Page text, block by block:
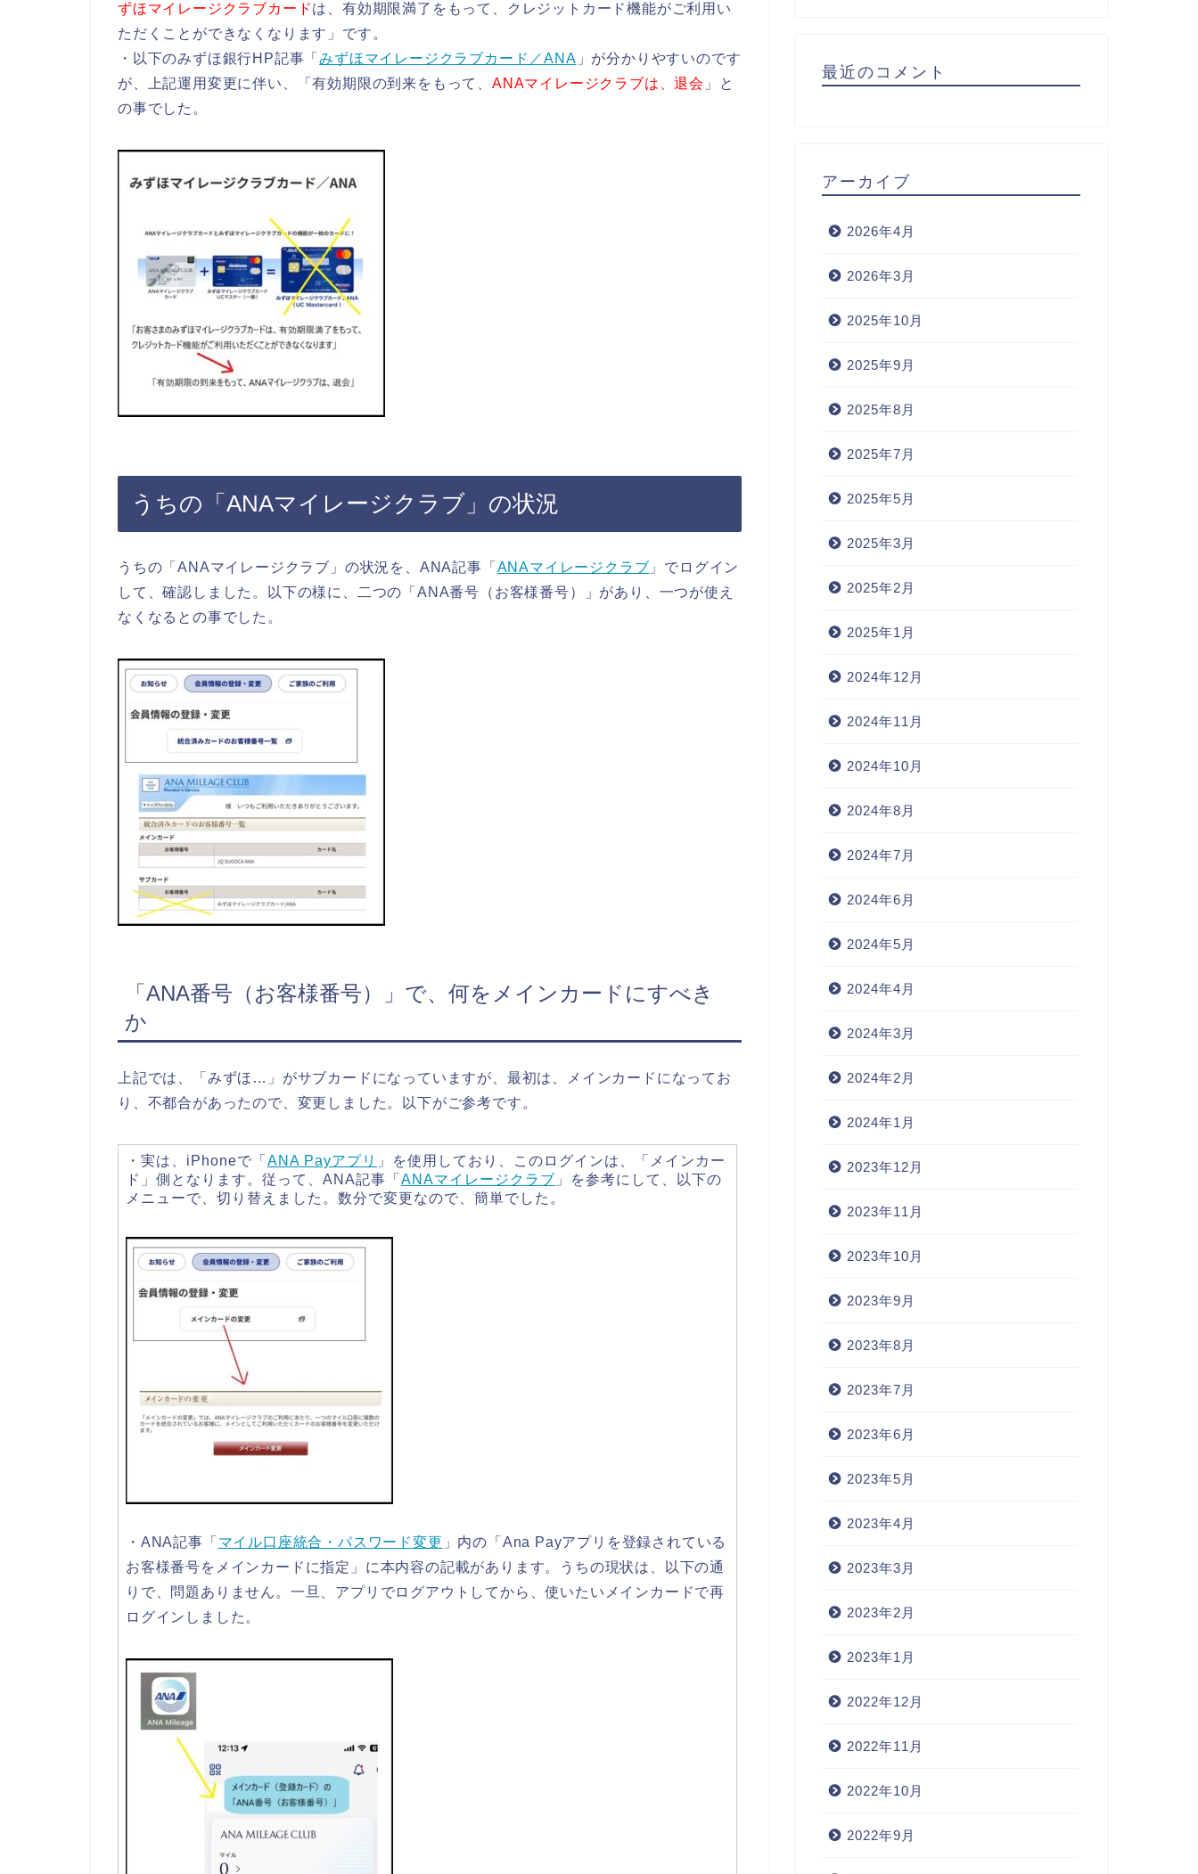
ずほマイレージクラブカードは、有効期限満了をもって、クレジットカード機能がご利用い
ただくことができなくなります」です。
・以下のみずほ銀行HP記事「みずほマイレージクラブカード／ANA 」が分かりやすいのです
が、上記運用変更に伴い、「有効期限の到来をもって、 ANAマイレージクラブは、退会 」と
の事でした。
うちの「ANAマイレージクラブ」の状況
うちの「ANAマイレージクラブ」の状況を、ANA記事「 ANAマイレージクラブ 」でログイン
して、確認しました。以下の様に、二つの「ANA番号（お客様番号）」があり、一つが使え
なくなるとの事でした。
「ANA番号（お客様番号）」で、何をメインカードにすべき
か
上記では、「みずほ…」がサブカードになっていますが、最初は、メインカードになってお
り、不都合があったので、変更しました。以下がご参考です。
・実は、iPhoneで「 ANA Payアプリ
」を使用しており、このログインは、「メインカー
ド」側となります。従って、ANA記事「 ANAマイレージクラブ 」を参考にして、以下の
メニューで、切り替えました。数分で変更なので、簡単でした。
・ANA記事「 マイル口座統合・パスワード変更 」内の「Ana Payアプリを登録されている
お客様番号をメインカードに指定」に本内容の記載があります。うちの現状は、以下の通
りで、問題ありません。一旦、アプリでログアウトしてから、使いたいメインカードで再
ログインしました。
最近のコメント
アーカイブ
2026年4月
2026年3月
2025年10月
2025年9月
2025年8月
2025年7月
2025年5月
2025年3月
2025年2月
2025年1月
2024年12月
2024年11月
2024年10月
2024年8月
2024年7月
2024年6月
2024年5月
2024年4月
2024年3月
2024年2月
2024年1月
2023年12月
2023年11月
2023年10月
2023年9月
2023年8月
2023年7月
2023年6月
2023年5月
2023年4月
2023年3月
2023年2月
2023年1月
2022年12月
2022年11月
2022年10月
2022年9月